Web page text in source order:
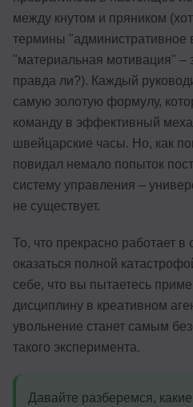
между кнутом и пряником
термины "административное
"материальная мотивация" –
правда ли?). Каждый
самую золотую формулу,
команду в эффективный
швейцарские часы. Но, как
повидал немало попыток
систему управления –
не существует.
То, что прекрасно работает
оказаться полной
себе, что вы пытаетесь
дисциплину в креативном
увольнение станет самым
такого эксперимента.
Давайте разберемся,